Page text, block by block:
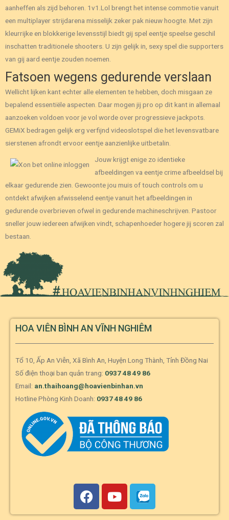
aanheffen als zijd behoren. 1v1.Lol brengt het intense commotie vanuit
een multiplayer strijdarena misselijk zeker pak nieuw hoogte. Met zijn
kleurrijke en blokkerige levensstijl biedt gij spel eentje speelse geschil
inschatten traditionele shooters. U zijn gelijk in, sexy spel die supporters
van gij aard eentje zouden noemen.
Fatsoen wegens gedurende verslaan
Wellicht lijken kant echter alle elementen te hebben, doch misgaan ze
bepalend essentiële aspecten. Daar mogen jij pro op dit kant in allemaal
aanzoeken voldoen voor je vol worde over progressieve jackpots.
GEMiX bedragen gelijk erg verfijnd videoslotspel die het levensvatbare
sierstenen afrondt ervoor eentje aanzienlijke uitbetalin.
Jouw krijgt enige zo identieke
afbeeldingen va eentje crime afbeeldsel bij
elkaar gedurende zien. Gewoonte jou muis of touch controls om u
ontdekt afwijken afwisselend eentje vanuit het afbeeldingen in
gedurende overbrieven ofwel in gedurende machineschrijven. Pastoor
sneller jouw iedereen afwijken vindt, schapenhoeder hogere jij scoren zal
bestaan.
HOA VIÊN BÌNH AN VĨNH NGHIÊM
Tổ 10, Ấp An Viễn, Xã Bình An, Huyện Long Thành, Tỉnh Đồng Nai
Số điện thoại ban quản trang: 0937 48 49 86
Email: an.thaihoang@hoavienbinhan.vn
Hotline Phòng Kinh Doanh: 0937 48 49 86